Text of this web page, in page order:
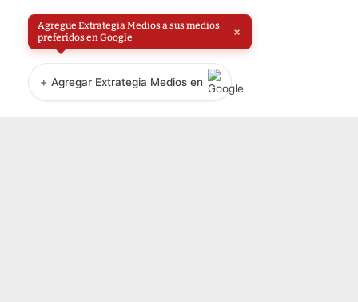
Agregue Extrategia Medios a sus medios
preferidos en Google
×
+ Agregar Extrategia Medios en